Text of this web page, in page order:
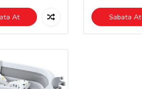
At Səbətə At